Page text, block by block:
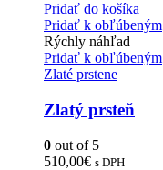
Pridať do košíka
Pridať k obľúbeným
Rýchly náhľad
Pridať k obľúbeným
Zlaté prstene
Zlatý prsteň
0 out of 5
510,00€ s DPH